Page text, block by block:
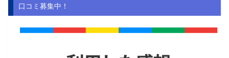
口コミ募集中！